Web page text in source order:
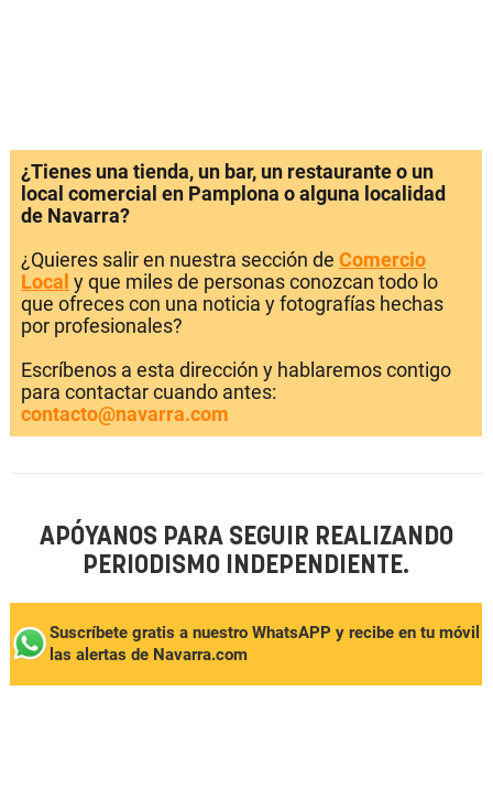
¿Tienes una tienda, un bar, un restaurante o un
local comercial en Pamplona o alguna localidad
de Navarra?
¿Quieres salir en nuestra sección de Comercio
Local y que miles de personas conozcan todo lo
que ofreces con una noticia y fotografías hechas
por profesionales?
Escríbenos a esta dirección y hablaremos contigo
para contactar cuando antes:
contacto@navarra.com
APÓYANOS PARA SEGUIR REALIZANDO
PERIODISMO INDEPENDIENTE.
Suscríbete gratis a nuestro WhatsAPP y recibe en tu móvil
las alertas de Navarra.com